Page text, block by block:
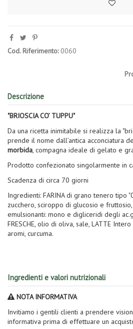
Cod. Riferimento: 0060
Descrizione
"BRIOSCIA CO’ TUPPU"
Da una ricetta inimitabile si realizza la
prende il nome dall’antica acconciatura
morbida, compagna ideale di gelato e
Prodotto confezionato singolarmente in
Scadenza di circa 70 giorni
Ingredienti: FARINA di grano tenero tipo
zucchero, sciroppo di glucosio e
emulsionanti: mono e digliceridi degli
FRESCHE, olio di oliva, sale, LATTE
aromi, curcuma.
Ingredienti e valori nutrizionali
NOTA INFORMATIVA
Invitiamo i gentili clienti a prendere
informativa prima di effettuare un